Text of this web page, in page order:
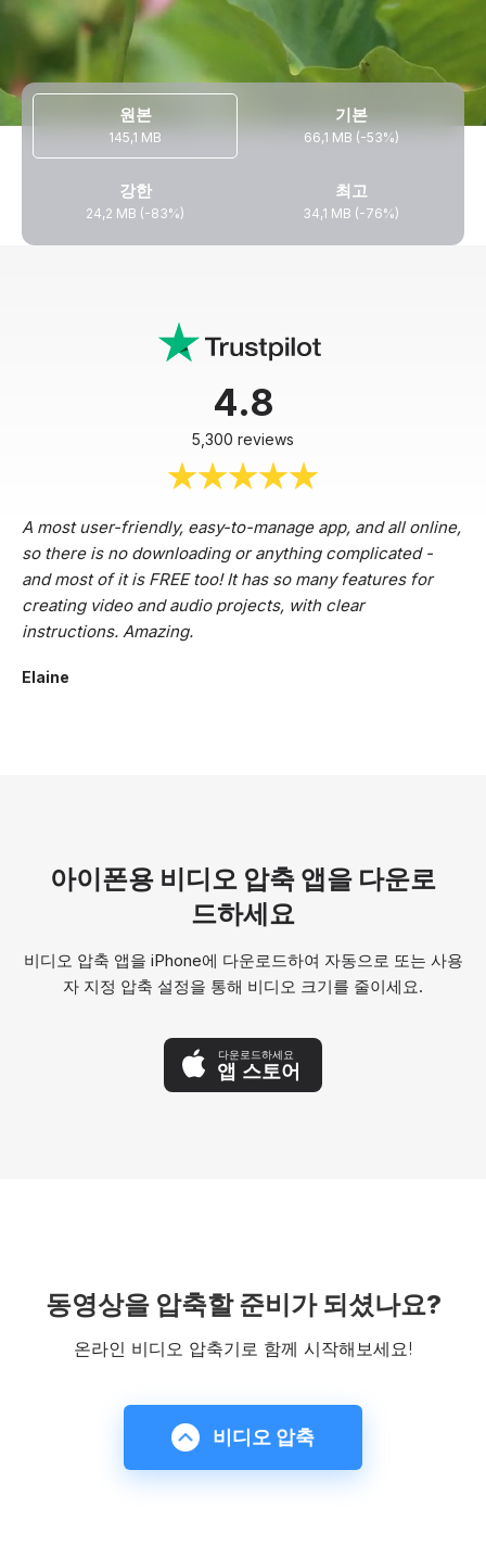
원본
145,1 MB
기본
66,1 MB (-53%)
강한
24,2 MB (-83%)
최고
34,1 MB (-76%)
4.8
5,300 reviews
A most user-friendly, easy-to-manage app, and all online,
so there is no downloading or anything complicated -
and most of it is FREE too! It has so many features for
creating video and audio projects, with clear
instructions. Amazing.
Elaine
아이폰용 비디오 압축 앱을 다운로
드하세요
비디오 압축 앱을 iPhone에 다운로드하여 자동으로 또는 사용
자 지정 압축 설정을 통해 비디오 크기를 줄이세요.
다운로드하세요
앱 스토어
동영상을 압축할 준비가 되셨나요?
온라인 비디오 압축기로 함께 시작해보세요!
비디오 압축